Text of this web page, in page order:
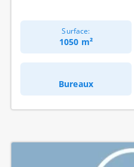
Surface:
1050 m²
Bureaux